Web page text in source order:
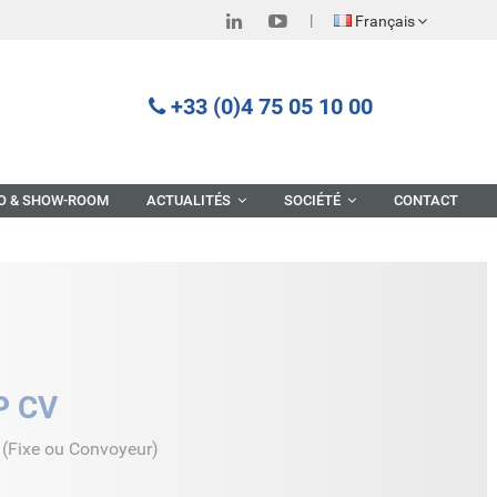
Français
+33 (0)4 75 05 10 00
& SHOW-ROOM ACTUALITÉS SOCIÉTÉ CONTACT
CV
ou Convoyeur)